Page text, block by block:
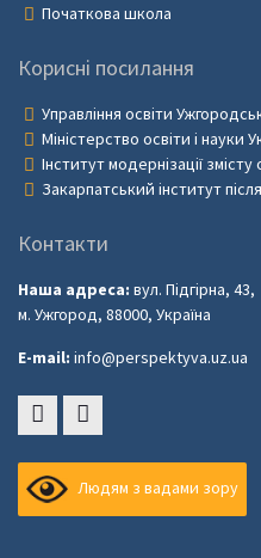
Початкова школа
Корисні посилання
Управління освіти
Міністерство освіти і науки
Інститут модернізації змісту
Закарпатський інститут
Контакти
Наша адреса: вул. Підгірна, 43,
м. Ужгород, 88000, Україна
E-mail: info@perspektyva.uz.ua
Людям з вадами зору